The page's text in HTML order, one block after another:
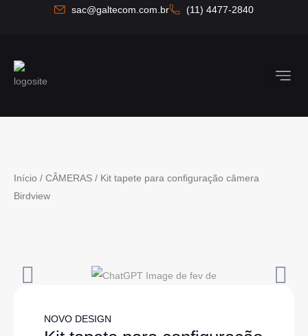
conteúdo
sac@galtecom.com.br (11) 4477-2840
Início / CÂMERAS / Kit tapete para configuração câmera
Birdview
NOVO DESIGN